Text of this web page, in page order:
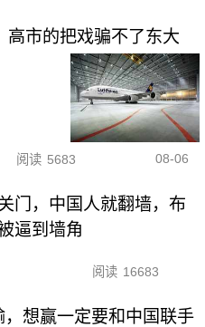
高市的把戏骗不了东大
阅读 5683 08-06
门，中国人就翻墙，布
逼到墙角
阅读 16683
想赢一定要和中国联手